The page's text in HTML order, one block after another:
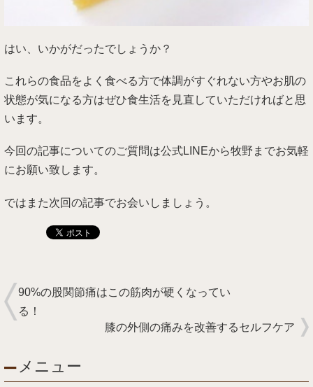
はい、いかがだったでしょうか？
これらの食品をよく食べる方で体調がすぐれない方やお肌の
状態が気になる方はぜひ食生活を見直していただければと思
います。
今回の記事についてのご質問は公式LINEから牧野までお気軽
にお願い致します。
ではまた次回の記事でお会いしましょう。
90%の股関節痛はこの筋肉が硬くなってい
る！
膝の外側の痛みを改善するセルフケア
メニュー